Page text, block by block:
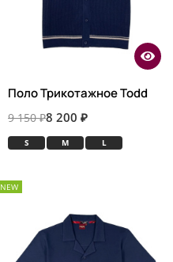
Поло Трикотажное Todd
9 150 ₽8 200 ₽
S M L
NEW